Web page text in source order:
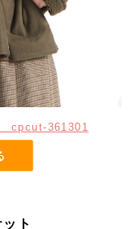
cpcut-361301
ト